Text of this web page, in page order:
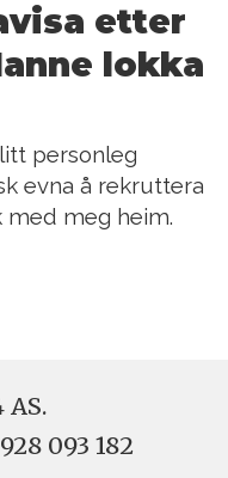
etter
lokka
personleg
evna å rekruttera
med meg heim.
093 182